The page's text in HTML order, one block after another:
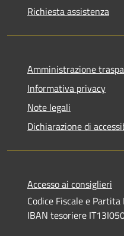
Richiesta assistenza
Amministrazione
Informativa privacy
Note legali
Dichiarazione di
Accesso ai consiglieri
Codice Fiscale e
IBAN tesoriere